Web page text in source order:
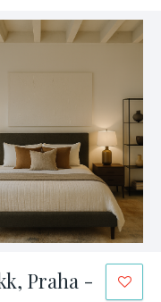
Praha -